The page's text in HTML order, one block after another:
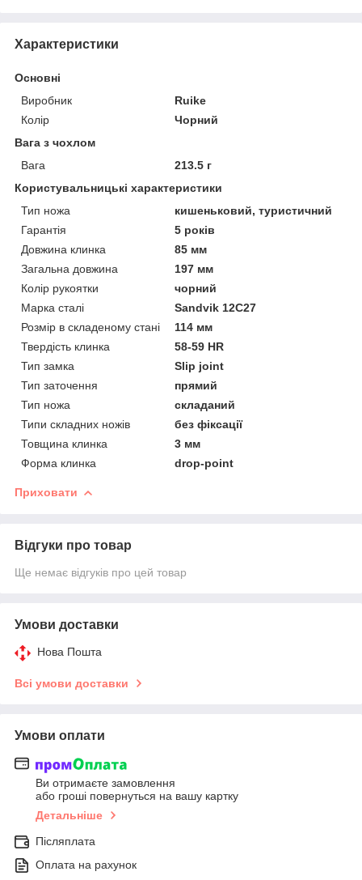
Характеристики
Основні
Виробник
Ruike
Колір
Чорний
Вага з чохлом
Вага
213.5 г
Користувальницькі характеристики
Тип ножа
кишеньковий, туристичний
Гарантія
5 років
Довжина клинка
85 мм
Загальна довжина
197 мм
Колір рукоятки
чорний
Марка сталі
Sandvik 12C27
Розмір в складеному стані
114 мм
Твердість клинка
58-59 HR
Тип замка
Slip joint
Тип заточення
прямий
Тип ножа
складаний
Типи складних ножів
без фіксації
Товщина клинка
3 мм
Форма клинка
drop-point
Приховати
Відгуки про товар
Ще немає відгуків про цей товар
Умови доставки
Нова Пошта
Всі умови доставки
Умови оплати
Ви отримаєте замовлення
або гроші повернуться на вашу картку
Детальніше
Післяплата
Оплата на рахунок